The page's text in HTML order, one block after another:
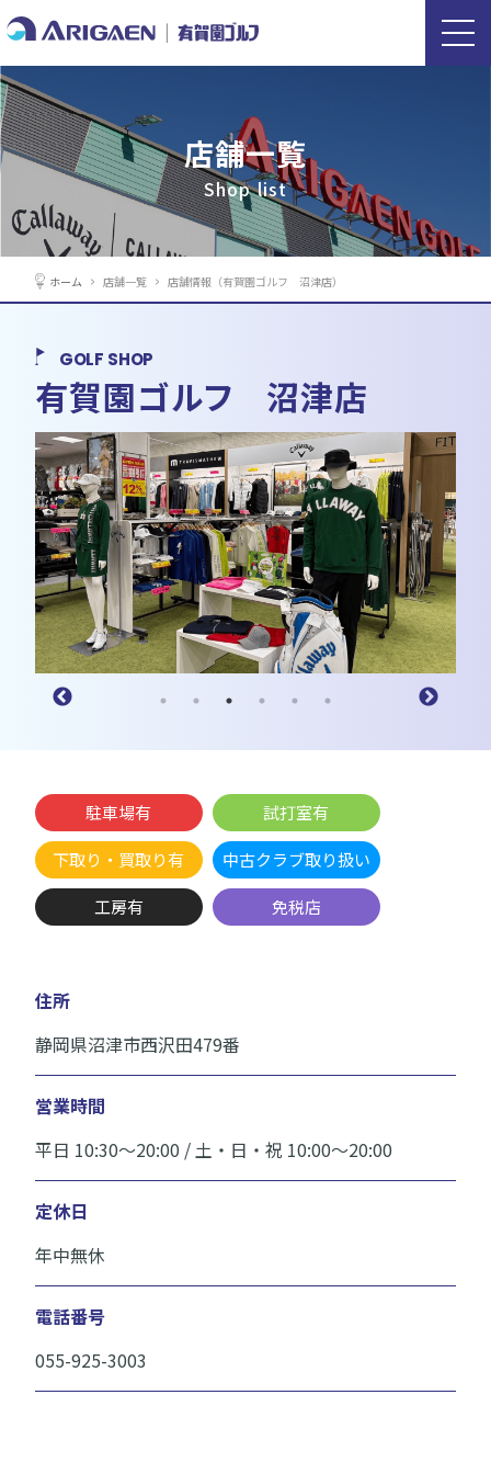
店舗一覧
Shop list
ホーム 店舗一覧 店舗情報（有賀園ゴルフ 沼津店）
GOLF SHOP
有賀園ゴルフ 沼津店
駐車場有 試打室有
下取り・買取り有 中古クラブ取り扱い
工房有 免税店
住所
静岡県沼津市西沢田479番
営業時間
平日 10:30〜20:00 / 土・日・祝 10:00〜20:00
定休日
年中無休
電話番号
055-925-3003